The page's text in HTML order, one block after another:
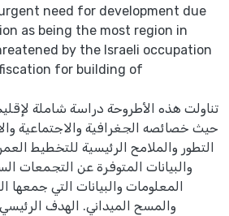
need for development due
as being the most region in
by the Israeli occupation
for building of
تناولت هذه الأطروحة دراسة شاملة
حيث خصائصه الجغرافية والاجتماعية
التطور والملامح الرئيسية للتخطيط
والبيانات المتوفرة عن التجمعات
المعلومات والبيانات التي
والمسح الميداني. الهدف